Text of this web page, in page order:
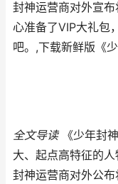
封神运营商对外宣
心准备了VIP大礼包
吧。,下载新鲜版《少
全文导读《少年封
大、起点高特征的
封神运营商对外公